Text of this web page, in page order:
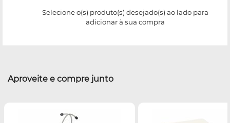
Selecione o(s) produto(s) desejado(s) ao lado para
adicionar à sua compra
Aproveite e compre junto